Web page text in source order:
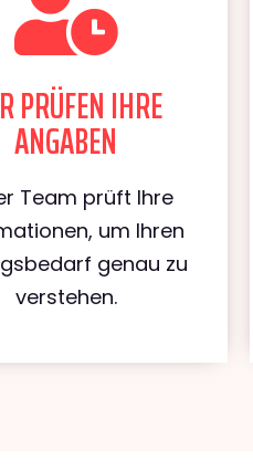
PRÜFEN IHRE
ANGABEN
Team prüft Ihre
um Ihren
genau zu
verstehen.